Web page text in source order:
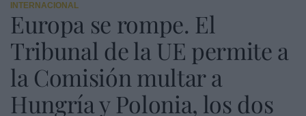
INTERNACIONAL
Europa se rompe. El
Tribunal de la UE permite a
la Comisión multar a
Hungría y Polonia, los dos